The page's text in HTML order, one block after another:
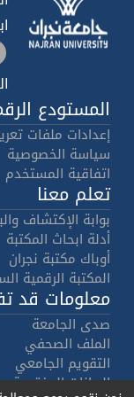
المستودع
إعدادات ملفات
سياسة الخصوصية
اتفاقية المستخدم
تعلم معنا
بوابة الإكتشاف
أدلة ابحاث المكتبة
أوباك مكتبة نجران
المكتبة الرقمية
معلومات قد
صدى الجامعة
الملف الصحفي
التقويم الجامعي
البيانات المفتوحة